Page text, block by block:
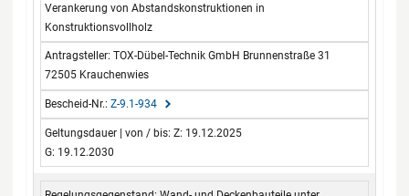
Verankerung von Abstandskonstruktionen in
Konstruktionsvollholz
TOX-Dübel-Technik GmbH Brunnenstraße 31
72505 Krauchenwies
Z-9.1-934
Z: 19.12.2025
G: 19.12.2030